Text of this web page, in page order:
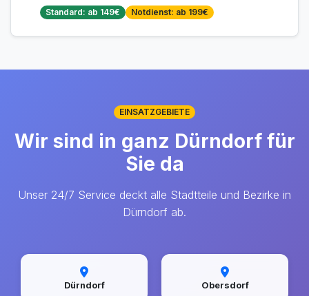
Standard: ab 149€ Notdienst: ab 199€
EINSATZGEBIETE
Wir sind in ganz Dürndorf für
Sie da
Unser 24/7 Service deckt alle Stadtteile und Bezirke in
Dürndorf ab.
Dürndorf Obersdorf